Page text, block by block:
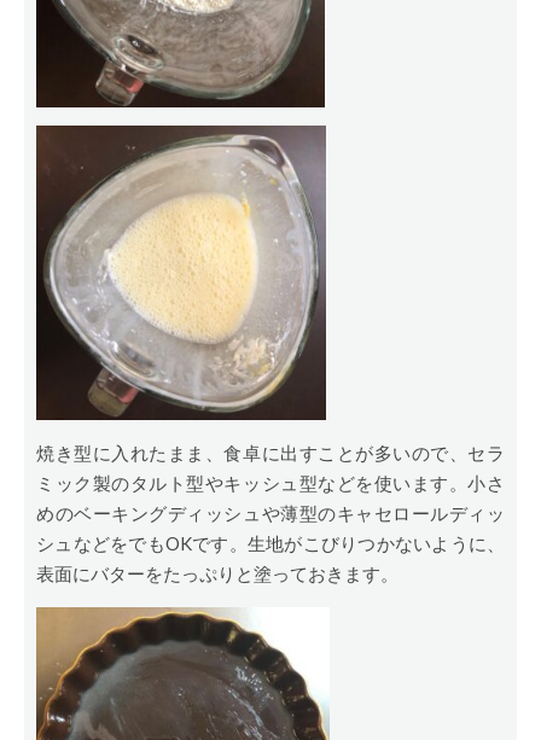
焼き型に入れたまま、食卓に出すことが多いので、セラ
ミック製のタルト型やキッシュ型などを使います。小さ
めのベーキングディッシュや薄型のキャセロールディッ
シュなどをでもOKです。生地がこびりつかないように、
表面にバターをたっぷりと塗っておきます。